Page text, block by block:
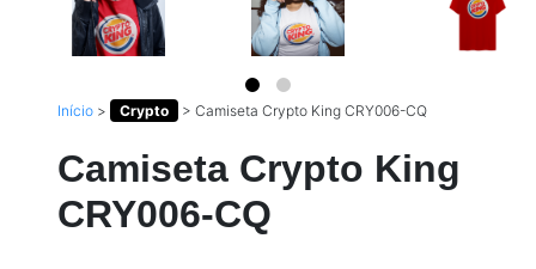
Início > Crypto > Camiseta Crypto King CRY006-CQ
Camiseta Crypto King
CRY006-CQ